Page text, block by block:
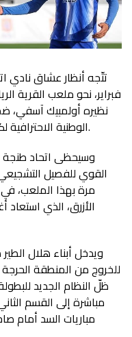
فبراير، نحو ملعب القرية
الوطنية الاحترافية لكرة القدم “إنوي” لموسم 2024/2025.
وسيحظى اتحاد طنجة
القوي للفصيل
مرة بهذا الملعب،
الأزرق، الذي
ويدخل أبناء هلال
للخروج من المنطقة
ظلّ النظام الجديد
مباريات السد أمام